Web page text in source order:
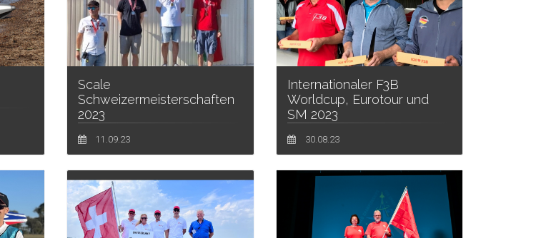
Scale
Schweizermeisterschaften
2023
11.09.23
Internationaler F3B
Worldcup, Eurotour und
SM 2023
30.08.23